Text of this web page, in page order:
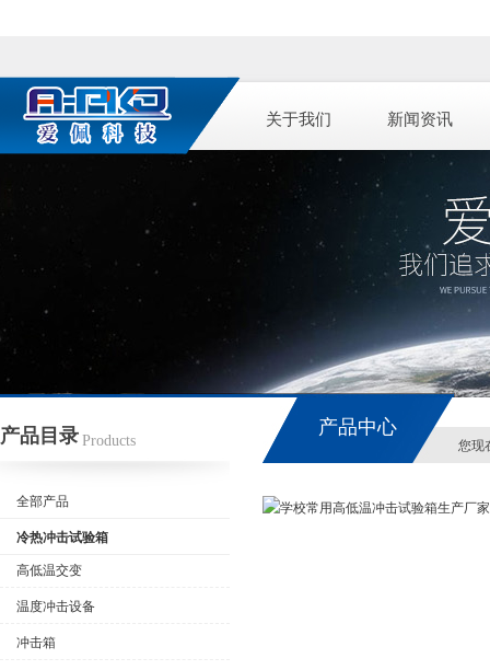
关于我们 新闻资讯
产品目录 Products
全部产品
冷热冲击试验箱
高低温交变
温度冲击设备
冲击箱
产品中心
您现